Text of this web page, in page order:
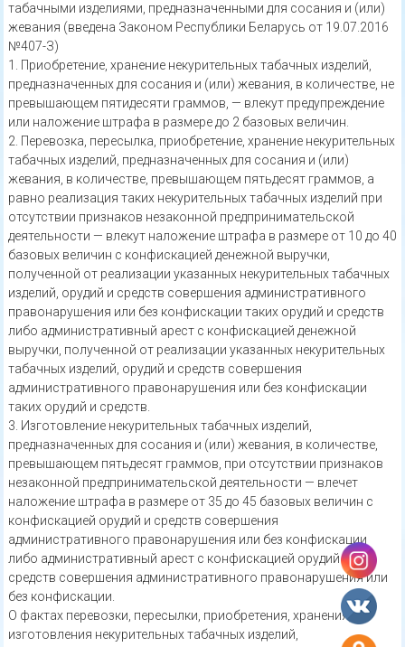
табачными изделиями, предназначенными для сосания и (или)
жевания (введена Законом Республики Беларусь от 19.07.2016
№407-З)
1. Приобретение, хранение некурительных табачных изделий,
предназначенных для сосания и (или) жевания, в количестве, не
превышающем пятидесяти граммов, — влекут предупреждение
или наложение штрафа в размере до 2 базовых величин.
2. Перевозка, пересылка, приобретение, хранение некурительных
табачных изделий, предназначенных для сосания и (или)
жевания, в количестве, превышающем пятьдесят граммов, а
равно реализация таких некурительных табачных изделий при
отсутствии признаков незаконной предпринимательской
деятельности — влекут наложение штрафа в размере от 10 до 40
базовых величин с конфискацией денежной выручки,
полученной от реализации указанных некурительных табачных
изделий, орудий и средств совершения административного
правонарушения или без конфискации таких орудий и средств
либо административный арест с конфискацией денежной
выручки, полученной от реализации указанных некурительных
табачных изделий, орудий и средств совершения
административного правонарушения или без конфискации
таких орудий и средств.
3. Изготовление некурительных табачных изделий,
предназначенных для сосания и (или) жевания, в количестве,
превышающем пятьдесят граммов, при отсутствии признаков
незаконной предпринимательской деятельности — влечет
наложение штрафа в размере от 35 до 45 базовых величин с
конфискацией орудий и средств совершения
административного правонарушения или без конфискации
либо административный арест с конфискацией орудий и
средств совершения административного правонарушения или
без конфискации.
О фактах перевозки, пересылки, приобретения, хранения,
изготовления некурительных табачных изделий,